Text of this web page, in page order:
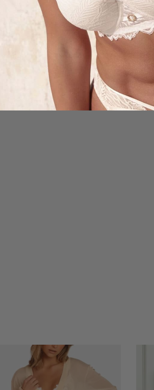
Sildid: bikiinid, Krisline,Lemon,